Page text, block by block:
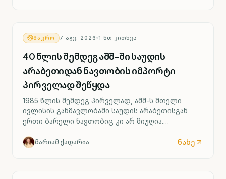
ᲛᲐᲙᲠᲝ 7 ᲐᲒᲕ. 2026 1 ᲬᲗ ᲙᲘᲗᲮᲕᲐ
40 წლის შემდეგ აშშ-ში საუდის
არაბეთიდან ნავთობის იმპორტი
პირველად შეწყდა
1985 წლის შემდეგ პირველად, აშშ-ს მთელი
ივლისის განმავლობაში საუდის არაბეთისგან
ერთი ბარელი ნავთობიც კი არ მიუღია.
გამწვავებულმა დაპირისპირებამ გამოიწვია.
მარიამ ქადარია ნახე